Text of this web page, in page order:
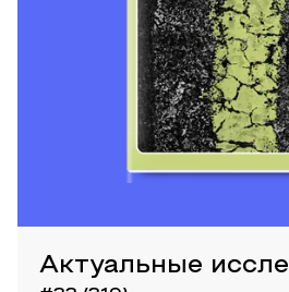
Актуальные